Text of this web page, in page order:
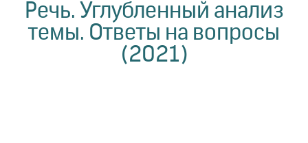
Речь. Углубленный анализ
темы. Ответы на вопросы
(2021)